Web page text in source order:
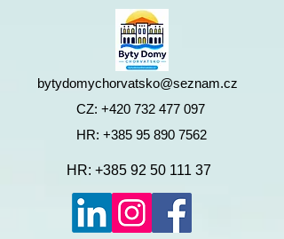
HR: +385 95 890 7562
CZ: +420 732 477 097
bytydomychorvatsko@seznam.cz
HR: +385 92 50 111 37